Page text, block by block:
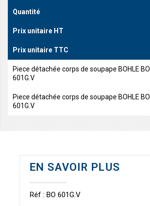
Quantité
Prix unitaire HT
Prix unitaire TTC
Piece détachée corps de soupape BOHLE BO
601G.V
Piece détachée corps de soupape BOHLE BO
601G.V
EN SAVOIR PLUS
Réf : BO 601G.V